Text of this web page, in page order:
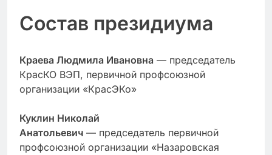
Состав президиума
Краева Людмила Ивановна — председатель
КрасКО ВЭП, первичной профсоюзной
организации «КрасЭКо»
Куклин Николай
Анатольевич — председатель первичной
профсоюзной организации «Назаровская